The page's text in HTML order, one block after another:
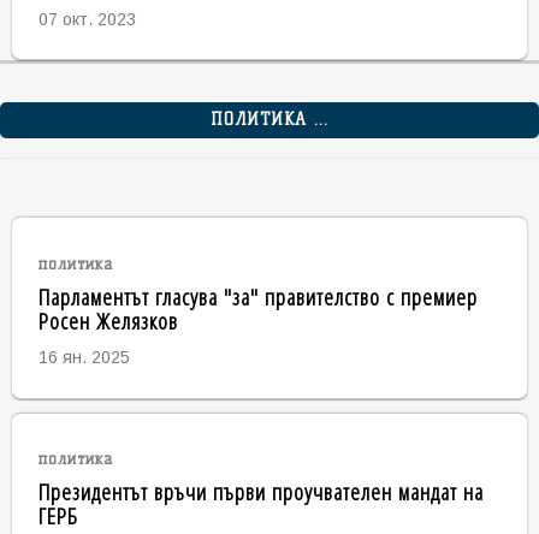
07 окт. 2023
ПОЛИТИКА ...
политика
Парламентът гласува "за" правителство с премиер
Росен Желязков
16 ян. 2025
политика
Президентът връчи първи проучвателен мандат на
ГЕРБ